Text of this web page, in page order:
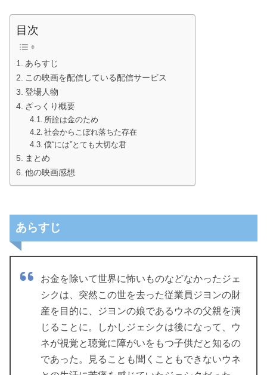
目次
あらすじ
この映画を配信している配信サービス
登場人物
ざっくり概要
所詮は金のため
社会からこぼれ落ちた存在
僕“には”とても大切な君
まとめ
他の映画感想
あらすじ
お金を除いて世界に怖いものなどなかったジェ
シクは、突然この世を去った従業員ジヨンの財
産を目的に、ジヨンの娘であるウネの父親を演
じることに。しかしジェシクは後になって、ウ
ネが視覚と聴覚に障がいをもつ子供だと知るの
であった。見ることも聞くこともできないウネ